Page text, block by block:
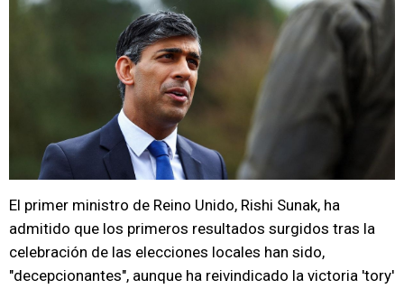
El primer ministro de Reino Unido, Rishi Sunak, ha
admitido que los primeros resultados surgidos tras la
celebración de las elecciones locales han sido,
"decepcionantes", aunque ha reivindicado la victoria 'tory'